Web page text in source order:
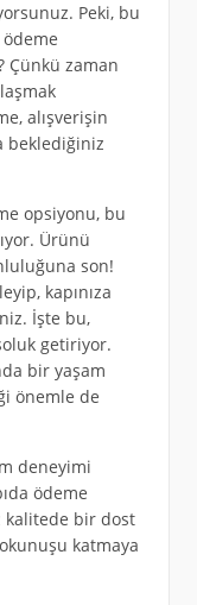
Peki, bu
Çünkü zaman
alışverişin
beklediğiniz
opsiyonu, bu
Ürünü
son!
kapınıza
İşte bu,
getiriyor.
bir yaşam
önemle de
deneyimi
ödeme
kalitede bir dost
katmaya